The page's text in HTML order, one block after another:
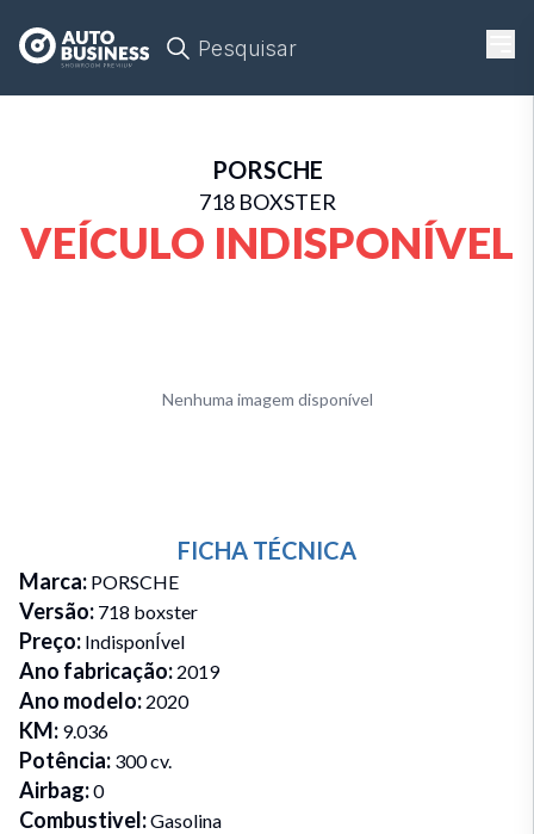
Pesquisar
PORSCHE
718 BOXSTER
VEÍCULO INDISPONÍVEL
Nenhuma imagem disponível
FICHA TÉCNICA
Marca: PORSCHE
Versão: 718 boxster
Preço: IndisponÍvel
Ano fabricação: 2019
Ano modelo: 2020
KM: 9.036
Potência: 300 cv.
Airbag:0
Combustivel:Gasolina